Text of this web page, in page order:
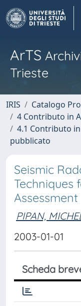
ArTS
Trieste
IRIS
Catalogo
4 Contributo in
4.1 Contributo
pubblicato
Seismic
Techniques
Assessment
PIPAN,
2003-01-01
Scheda